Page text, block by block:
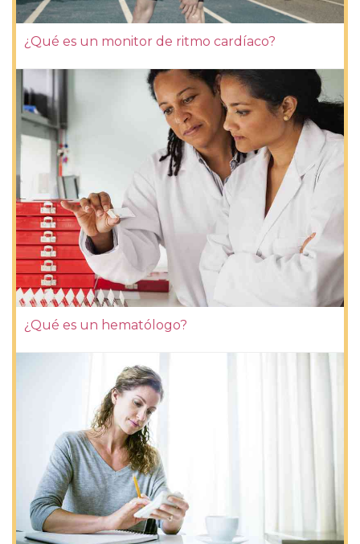
¿Qué es un monitor de ritmo cardíaco?
¿Qué es un hematólogo?